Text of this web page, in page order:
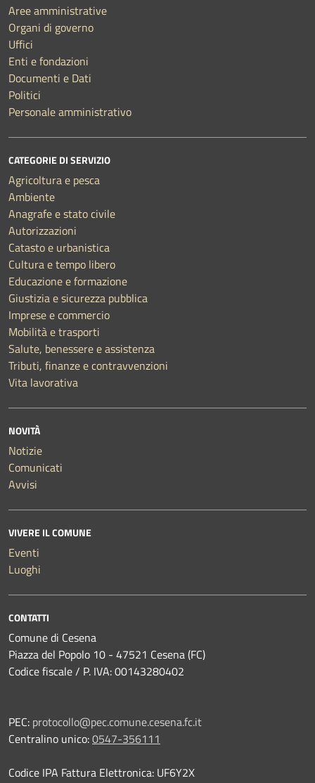
Aree amministrative
Organi di governo
Uffici
Enti e fondazioni
Documenti e Dati
Politici
Personale amministrativo
CATEGORIE DI SERVIZIO
Agricoltura e pesca
Ambiente
Anagrafe e stato civile
Autorizzazioni
Catasto e urbanistica
Cultura e tempo libero
Educazione e formazione
Giustizia e sicurezza pubblica
Imprese e commercio
Mobilità e trasporti
Salute, benessere e assistenza
Tributi, finanze e contravvenzioni
Vita lavorativa
NOVITÀ
Notizie
Comunicati
Avvisi
VIVERE IL COMUNE
Eventi
Luoghi
CONTATTI
Comune di Cesena
Piazza del Popolo 10 - 47521 Cesena (FC)
Codice fiscale / P. IVA: 00143280402
PEC: protocollo@pec.comune.cesena.fc.it
Centralino unico:0547-356111
Codice IPA Fattura Elettronica: UF6Y2X